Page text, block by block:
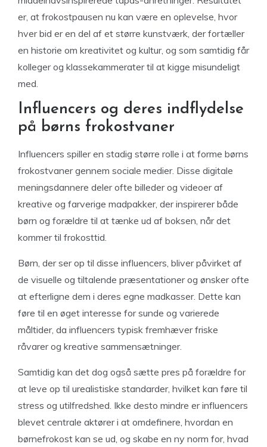
er, at frokostpausen nu kan være en oplevelse, hvor
hver bid er en del af et større kunstværk, der fortæller
en historie om kreativitet og kultur, og som samtidig får
kolleger og klassekammerater til at kigge misundeligt
med.
Influencers og deres indflydelse
på børns frokostvaner
Influencers spiller en stadig større rolle i at forme børns
frokostvaner gennem sociale medier. Disse digitale
meningsdannere deler ofte billeder og videoer af
kreative og farverige madpakker, der inspirerer både
børn og forældre til at tænke ud af boksen, når det
kommer til frokosttid.
Børn, der ser op til disse influencers, bliver påvirket af
de visuelle og tiltalende præsentationer og ønsker ofte
at efterligne dem i deres egne madkasser. Dette kan
føre til en øget interesse for sunde og varierede
måltider, da influencers typisk fremhæver friske
råvarer og kreative sammensætninger.
Samtidig kan det dog også sætte pres på forældre for
at leve op til urealistiske standarder, hvilket kan føre til
stress og utilfredshed. Ikke desto mindre er influencers
blevet centrale aktører i at omdefinere, hvordan en
børnefrokost kan se ud, og skabe en ny norm for, hvad